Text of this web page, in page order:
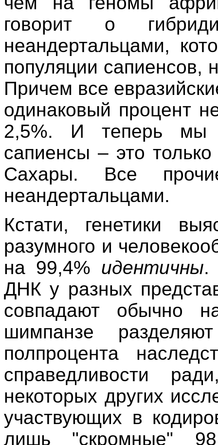
говорит о
неандертальцами,
популяции сапиенсов,
Причем все
одинаковый процент
2,5%. И теперь мы
сапиенсы – это
Сахары. Все
неандертальцами.
Кстати, генетики
разумного и
на 99,4% идентичны.
ДНК у разных
совпадают обычно
шимпанзе
полпроцента
справедливости
некоторых других
участвующих в
лишь "скромные"